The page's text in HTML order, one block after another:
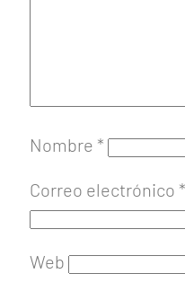
Nombre *
Correo electrónico *
Web